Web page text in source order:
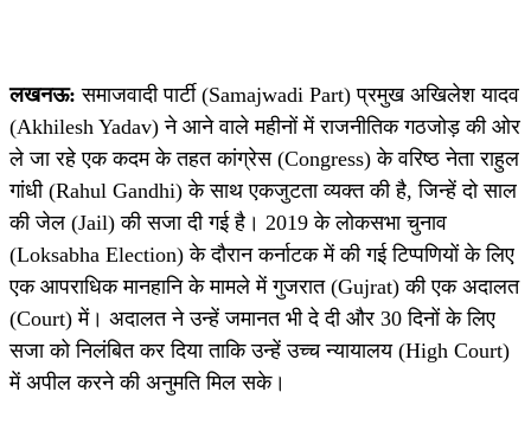
लखनऊ: समाजवादी पार्टी (Samajwadi Part) प्रमुख अखिलेश यादव
(Akhilesh Yadav) ने आने वाले महीनों में राजनीतिक गठजोड़ की ओर
ले जा रहे एक कदम के तहत कांग्रेस (Congress) के वरिष्ठ नेता राहुल
गांधी (Rahul Gandhi) के साथ एकजुटता व्यक्त की है, जिन्हें दो साल
की जेल (Jail) की सजा दी गई है। 2019 के लोकसभा चुनाव
(Loksabha Election) के दौरान कर्नाटक में की गई टिप्पणियों के लिए
एक आपराधिक मानहानि के मामले में गुजरात (Gujrat) की एक अदालत
(Court) में। अदालत ने उन्हें जमानत भी दे दी और 30 दिनों के लिए
सजा को निलंबित कर दिया ताकि उन्हें उच्च न्यायालय (High Court)
में अपील करने की अनुमति मिल सके।